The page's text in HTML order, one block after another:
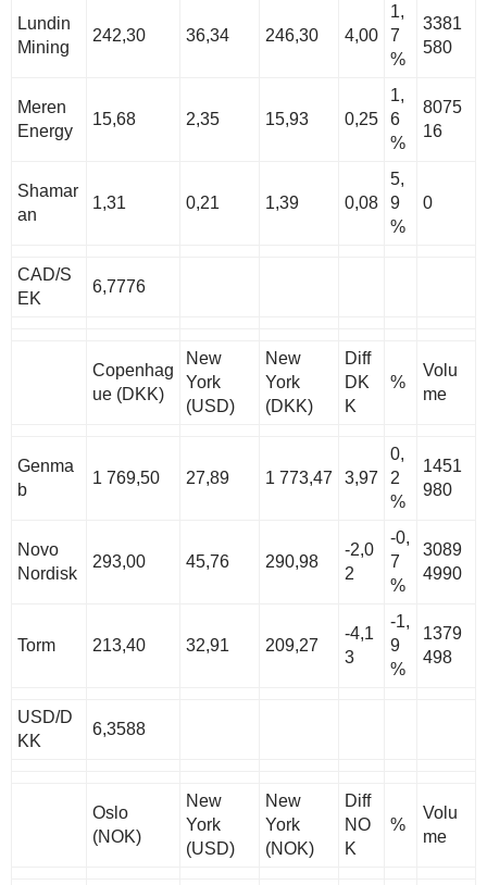
Lundin
Mining
242,30 36,34 246,30 4,00
1,
7
%
3381
580
Meren
Energy
15,68 2,35 15,93 0,25
1,
6
%
8075
16
Shamar
an
1,31 0,21 1,39 0,08
5,
9
%
0
CAD/S
EK
6,7776
Copenhag
ue (DKK)
New
York
(USD)
New
York
(DKK)
Diff
DK
K
%
Volu
me
Genma
b
1 769,50 27,89 1 773,47 3,97
0,
2
%
1451
980
Novo
Nordisk
293,00 45,76 290,98
-2,0
2
-0,
7
%
3089
4990
Torm 213,40 32,91 209,27
-4,1
3
-1,
9
%
1379
498
USD/D
KK
6,3588
Oslo
(NOK)
New
York
(USD)
New
York
(NOK)
Diff
NO
K
%
Volu
me